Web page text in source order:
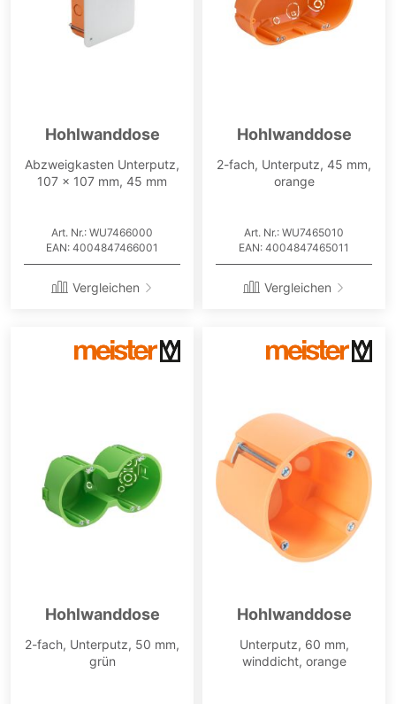
Hohlwanddose
Abzweigkasten Unterputz,
107 x 107 mm, 45 mm
Art. Nr.: WU7466000
EAN: 4004847466001
Vergleichen
Hohlwanddose
2-fach, Unterputz, 45 mm,
orange
Art. Nr.: WU7465010
EAN: 4004847465011
Vergleichen
Hohlwanddose
2-fach, Unterputz, 50 mm,
grün
Hohlwanddose
Unterputz, 60 mm,
winddicht, orange